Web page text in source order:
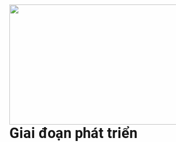
Giai đoạn phát triển